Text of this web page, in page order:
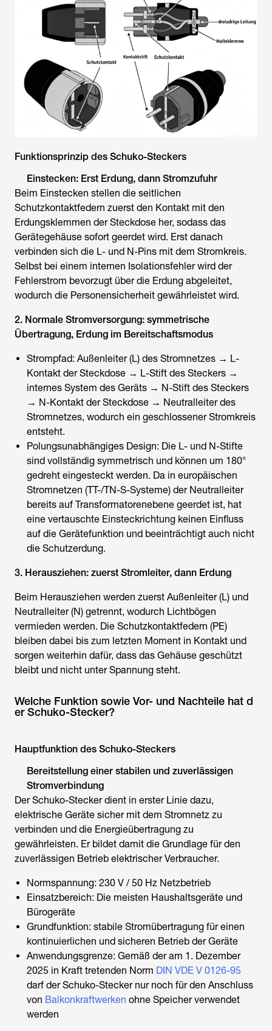
Funktionsprinzip des Schuko-Steckers
Einstecken: Erst Erdung, dann Stromzufuhr
Beim Einstecken stellen die seitlichen
Schutzkontaktfedern zuerst den Kontakt mit den
Erdungsklemmen der Steckdose her, sodass das
Gerätegehäuse sofort geerdet wird. Erst danach
verbinden sich die L- und N-Pins mit dem Stromkreis.
Selbst bei einem internen Isolationsfehler wird der
Fehlerstrom bevorzugt über die Erdung abgeleitet,
wodurch die Personensicherheit gewährleistet wird.
2. Normale Stromversorgung: symmetrische
Übertragung, Erdung im Bereitschaftsmodus
Strompfad: Außenleiter (L) des Stromnetzes → L-
Kontakt der Steckdose → L-Stift des Steckers →
internes System des Geräts → N-Stift des Steckers
→ N-Kontakt der Steckdose → Neutralleiter des
Stromnetzes, wodurch ein geschlossener Stromkreis
entsteht.
Polungsunabhängiges Design: Die L- und N-Stifte
sind vollständig symmetrisch und können um 180°
gedreht eingesteckt werden. Da in europäischen
Stromnetzen (TT-/TN-S-Systeme) der Neutralleiter
bereits auf Transformatorenebene geerdet ist, hat
eine vertauschte Einsteckrichtung keinen Einfluss
auf die Gerätefunktion und beeinträchtigt auch nicht
die Schutzerdung.
3. Herausziehen: zuerst Stromleiter, dann Erdung
Beim Herausziehen werden zuerst Außenleiter (L) und
Neutralleiter (N) getrennt, wodurch Lichtbögen
vermieden werden. Die Schutzkontaktfedern (PE)
bleiben dabei bis zum letzten Moment in Kontakt und
sorgen weiterhin dafür, dass das Gehäuse geschützt
bleibt und nicht unter Spannung steht.
Welche Funktion sowie Vor- und Nachteile hat d
er Schuko-Stecker?
Hauptfunktion des Schuko-Steckers
Bereitstellung einer stabilen und zuverlässigen
Stromverbindung
Der Schuko-Stecker dient in erster Linie dazu,
elektrische Geräte sicher mit dem Stromnetz zu
verbinden und die Energieübertragung zu
gewährleisten. Er bildet damit die Grundlage für den
zuverlässigen Betrieb elektrischer Verbraucher.
Normspannung: 230 V / 50 Hz Netzbetrieb
Einsatzbereich: Die meisten Haushaltsgeräte und
Bürogeräte
Grundfunktion: stabile Stromübertragung für einen
kontinuierlichen und sicheren Betrieb der Geräte
Anwendungsgrenze: Gemäß der am 1. Dezember
2025 in Kraft tretenden Norm DIN VDE V 0126-95
darf der Schuko-Stecker nur noch für den Anschluss
von Balkonkraftwerken ohne Speicher verwendet
werden